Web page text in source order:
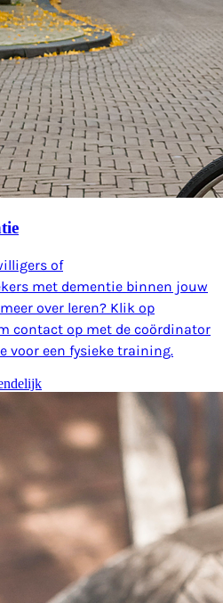
of
met dementie binnen jouw
over leren? Klik op
contact op met de coördinator
voor een fysieke training.